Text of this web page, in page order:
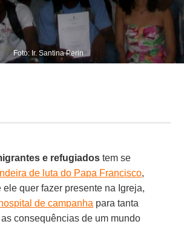
Foto: Ir. Santina Perin
e refugiados tem se
de luta do Papa Francisco,
ele quer fazer presente na Igreja,
hospital de campanha para tanta
consequências de um mundo